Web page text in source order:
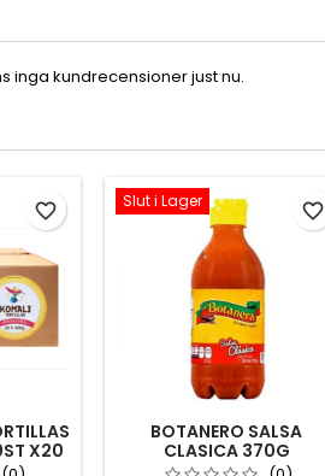
inga kundrecensioner just nu.
X20
favorite_border Slut i Lager
BOTANERO SALSA
CLASICA 370G
favorite_border